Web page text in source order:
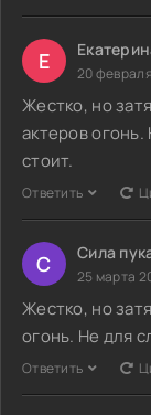
Е 20
Жестко, но
актеров
стоит.
Ответить
С Сила
25 марта
Жестко, но
огонь. Не для
Ответить